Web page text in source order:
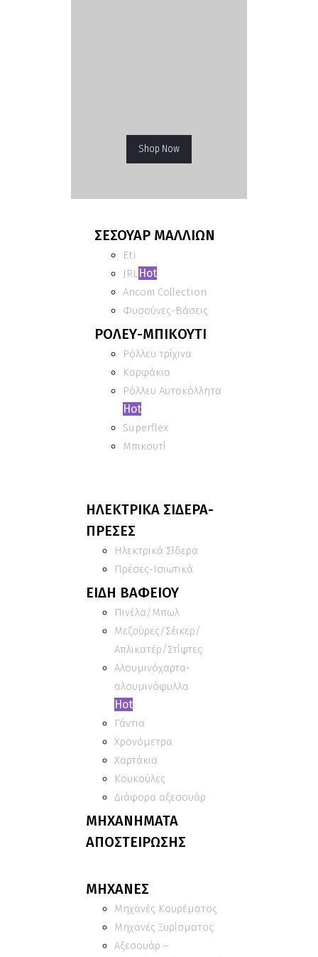
Shop Now
ΣΕΣΟΥΑΡ ΜΑΛΛΙΩΝ
Eti
JRL Hot
Ancom Collection
Φυσούνες-Βάσεις
ΡΟΛΕΥ-ΜΠΙΚΟΥΤΙ
Ρόλλευ τρίχινα
Καρφάκια
Ρόλλευ Αυτοκόλλητα
Hot
Superflex
Μπικουτί
ΗΛΕΚΤΡΙΚΑ ΣΙΔΕΡΑ-
ΠΡΕΣΕΣ
Ηλεκτρικά Σίδερα
Πρέσες-Ισιωτικά
ΕΙΔΗ ΒΑΦΕΙΟΥ
Πινέλα/Μπωλ
Μεζούρες/Σέικερ/
Απλικατέρ/Στίφτες
Αλουμινόχαρτα-
αλουμινόφυλλα
Hot
Γάντια
Χρονόμετρα
Χαρτάκια
Κουκούλες
Διάφορα αξεσουάρ
ΜΗΧΑΝΗΜΑΤΑ
ΑΠΟΣΤΕΙΡΩΣΗΣ
ΜΗΧΑΝΕΣ
Μηχανές Κουρέματος
Μηχανές Ξυρίσματος
Αξεσουάρ –